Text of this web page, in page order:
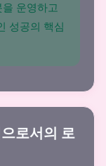
운영하고
성공의 핵심
로서의 로